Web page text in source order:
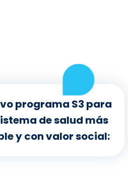
programa S3 para
de salud más
y con valor social: